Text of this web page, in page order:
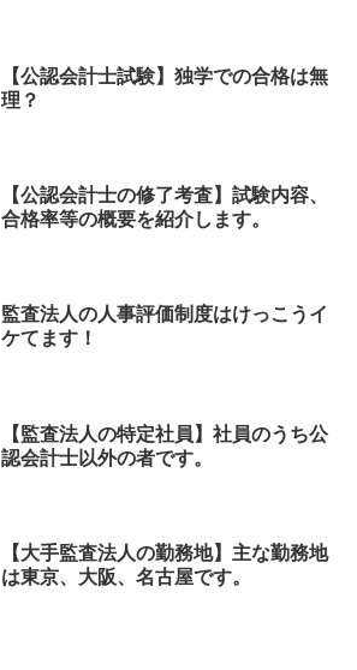
【公認会計士試験】独学での合格は無
理？
【公認会計士の修了考査】試験内容、
合格率等の概要を紹介します。
監査法人の人事評価制度はけっこうイ
ケてます！
【監査法人の特定社員】社員のうち公
認会計士以外の者です。
【大手監査法人の勤務地】主な勤務地
は東京、大阪、名古屋です。